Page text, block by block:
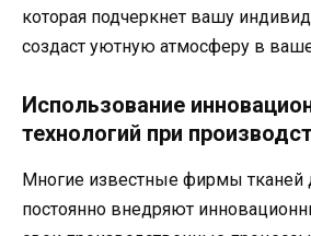
которая подчеркнет вашу
создаст уютную атмосферу в
Использование
технологий при
Многие известные фирмы тканей
постоянно внедряют